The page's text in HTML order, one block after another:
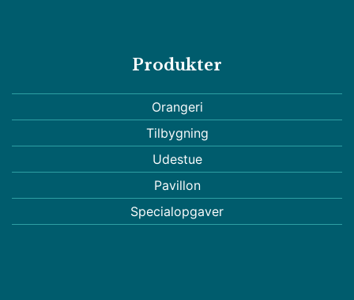
Produkter
Orangeri
Tilbygning
Udestue
Pavillon
Specialopgaver